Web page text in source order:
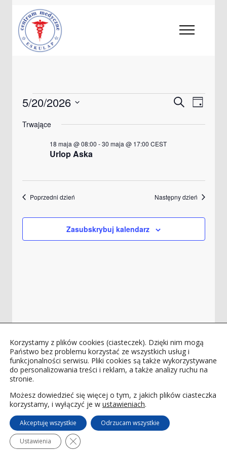
Wydarzenia
20
Wydarzenia
po
SzukajDzień
5/20/2026
datę.
Trwające
Urlop Aska
18 maja @ 08:00 -30 maja @ 17:00 CEST
Poprzedni dzień Następny dzień
Zasubskrybuj kalendarz
© 2019Agencja reklamowa R-Media. All rights
reserved.
Polityka prywatności
Korzystamy z plików cookies (ciasteczek). Dzięki nim mogą
Państwo bez problemu korzystać ze wszystkich usług i
funkcjonalności serwisu. Pliki cookies są także wykorzystywane
do personalizowania treści i reklam, a także analizy ruchu na
stronie.
Możesz dowiedzieć się więcej o tym, z jakich plików ciasteczka
korzystamy, i wyłączyć je w ustawieniach.
Akceptuję wszystkie Odrzucam wszystkie
Ustawienia Zamknij panel powiadomień o ciasteczkach